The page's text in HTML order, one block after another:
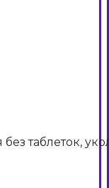
таблеток,